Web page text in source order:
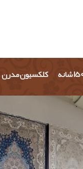
شانه کلکسیون مدرن